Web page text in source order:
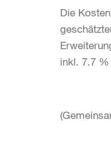
Die
inkl. 7.7